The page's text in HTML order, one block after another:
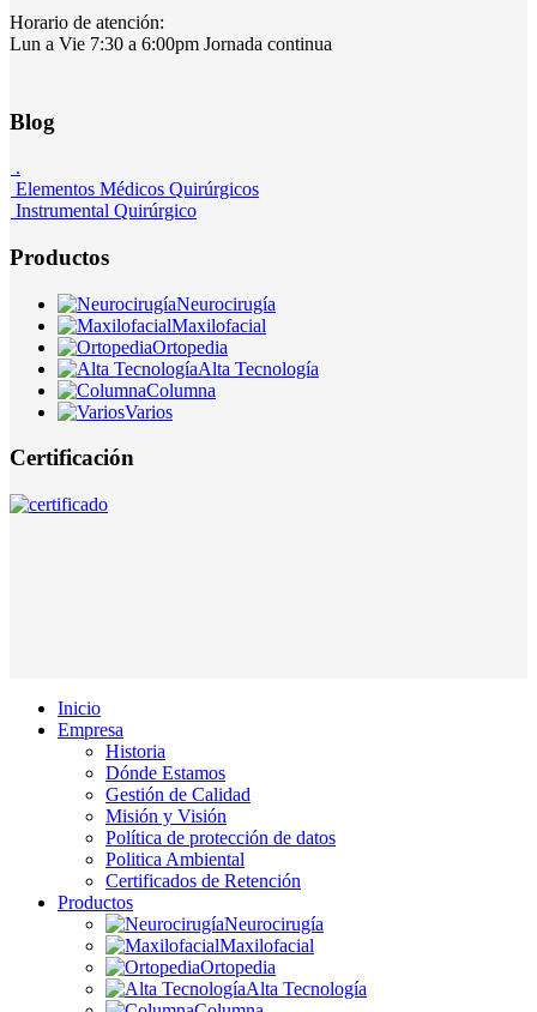
Horario de atención:
Lun a Vie 7:30 a 6:00pm Jornada continua
Blog
.
Elementos Médicos Quirúrgicos
Instrumental Quirúrgico
Productos
Neurocirugía
Maxilofacial
Ortopedia
Alta Tecnología
Columna
Varios
Certificación
Inicio
Empresa
Historia
Dónde Estamos
Gestión de Calidad
Misión y Visión
Política de protección de datos
Politica Ambiental
Certificados de Retención
Productos
Neurocirugía
Maxilofacial
Ortopedia
Alta Tecnología